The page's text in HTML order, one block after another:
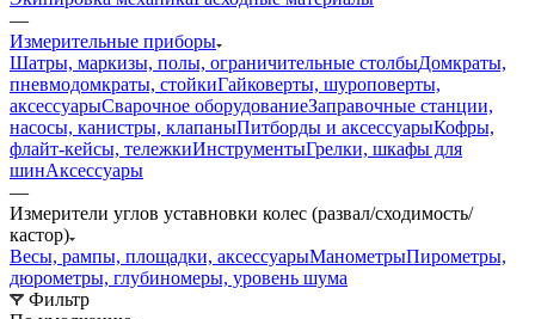
—
Измерительные приборы
Шатры, маркизы, полы, ограничительные столбыДомкраты,
пневмодомкраты, стойкиГайковерты, шуроповерты,
аксессуарыСварочное оборудованиеЗаправочные станции,
насосы, канистры, клапаныПитборды и аксессуарыКофры,
флайт-кейсы, тележкиИнструментыГрелки, шкафы для
шинАксессуары
—
Измерители углов уставновки колес (развал/сходимость/
кастор)
Весы, рампы, площадки, аксессуарыМанометрыПирометры,
дюрометры, глубиномеры, уровень шума
Фильтр